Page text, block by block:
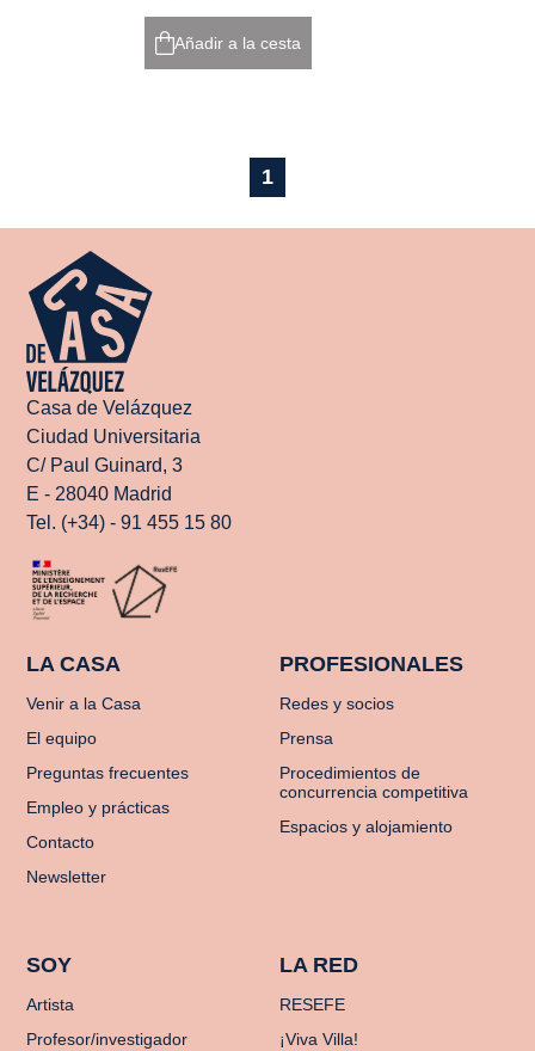
Añadir a la cesta
1
Casa de Velázquez
Ciudad Universitaria
C/ Paul Guinard, 3
E - 28040 Madrid
Tel. (+34) - 91 455 15 80
LA CASA
Venir a la Casa
El equipo
Preguntas frecuentes
Empleo y prácticas
Contacto
Newsletter
PROFESIONALES
Redes y socios
Prensa
Procedimientos de
concurrencia competitiva
Espacios y alojamiento
SOY
Artista
Profesor/investigador
LA RED
RESEFE
¡Viva Villa!